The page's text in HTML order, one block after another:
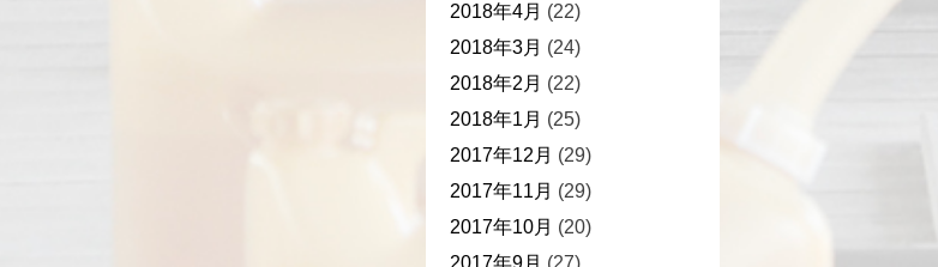
2018年4月 (22)
2018年3月 (24)
2018年2月 (22)
2018年1月 (25)
2017年12月 (29)
2017年11月 (29)
2017年10月 (20)
2017年9月 (27)